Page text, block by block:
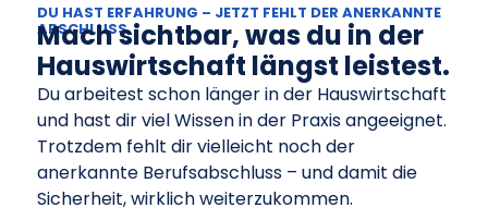
DU HAST ERFAHRUNG – JETZT FEHLT DER ANERKANNTE
ABSCHLUSS
Mach sichtbar, was du in der
Hauswirtschaft längst leistest.
Du arbeitest schon länger in der Hauswirtschaft
und hast dir viel Wissen in der Praxis angeeignet.
Trotzdem fehlt dir vielleicht noch der
anerkannte Berufsabschluss – und damit die
Sicherheit, wirklich weiterzukommen.